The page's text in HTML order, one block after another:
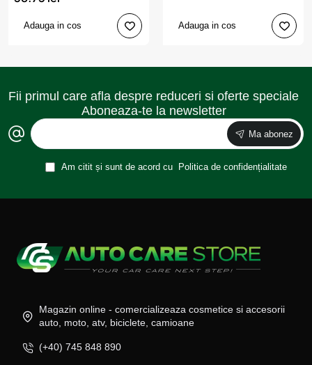
Adauga in cos Adauga in cos
Fii primul care afla despre reduceri si oferte speciale
Aboneaza-te la newsletter
Ma abonez
Am citit și sunt de acord cu Politica de confidențialitate
Magazin online - comercializeaza cosmetice si accesorii
auto, moto, atv, biciclete, camioane
(+40) 745 848 890